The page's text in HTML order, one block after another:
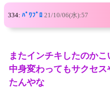
334: ﾊﾟﾜﾌﾟﾛ 21/10/06(水):57
またインチキしたのかこ
中身変わってもサクセ
たんやな